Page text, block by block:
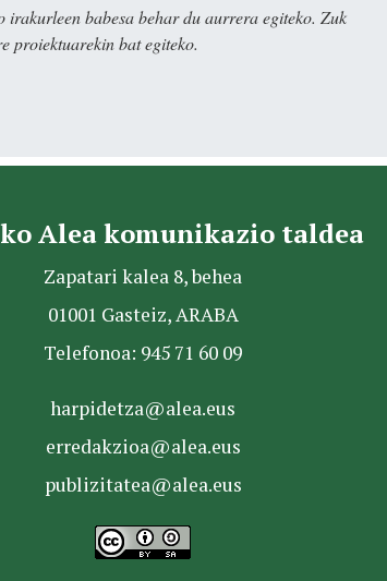
babesa behar du aurrera egiteko. Zuk
proiektuarekin bat egiteko.
Alea komunikazio taldea
Zapatari kalea 8, behea
01001 Gasteiz, ARABA
Telefonoa: 945 71 60 09
harpidetza@alea.eus
erredakzioa@alea.eus
publizitatea@alea.eus